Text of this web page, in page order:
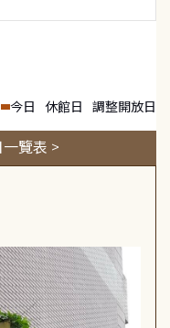
今日 休館日 調整開放日
覽表 >